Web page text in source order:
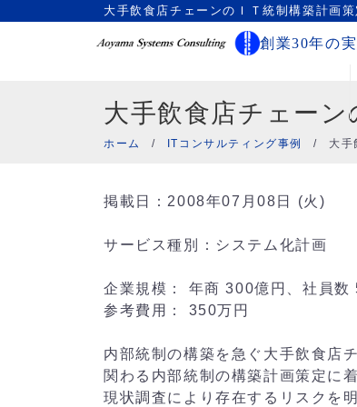
大手飲食店チェーンのＩＴ統制構築計画策
創業30年の
大手飲食店チェーン
ホーム / ITコンサルティング事例 / 大手
掲載日：2008年07月08日 (火)
サービス種別：システム化計画
企業規模： 年商 300億円、社員数
参考費用： 350万円
内部統制の構築を急ぐ大手飲食店
関わる内部統制の構築計画策定に
現状調査により存在するリスクを